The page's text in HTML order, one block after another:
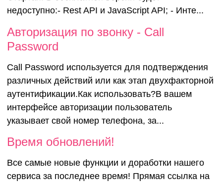
недоступно:- Rest API и JavaScript API; - Инте...
звонку - Call
Password
Авторизация по звонку - Call
Password
Call Password используется для подтверждения
различных действий или как этап двухфакторной
аутентификации.Как использовать?В вашем
интерфейсе авторизации пользователь
указывает свой номер телефона, за...
Время обновлений!
Все самые новые функции и доработки нашего
сервиса за последнее время! Прямая ссылка на